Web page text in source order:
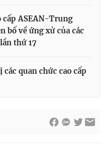
cấp ASEAN-Trung
bố về ứng xử của các
thứ 17
quan chức cao cấp